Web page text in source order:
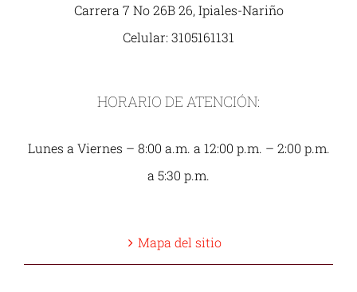
Carrera 7 No 26B 26, Ipiales-Nariño
Celular: 3105161131
HORARIO DE ATENCIÓN:
Lunes a Viernes – 8:00 a.m. a 12:00 p.m. – 2:00 p.m.
a 5:30 p.m.
Mapa del sitio